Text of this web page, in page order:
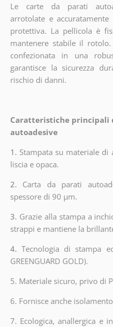
Le carte da parati
arrotolate e
protettiva. La pellicola è
mantenere stabile il
confezionata in una
garantisce la sicurezza
rischio di danni.
Caratteristiche principali
autoadesive
1. Stampata su materiale
liscia e opaca.
2. Carta da parati
spessore di 90 µm.
3. Grazie alla stampa a
strappi e mantiene la
4.Tecnologia di stampa
GREENGUARD GOLD).
5. Materiale sicuro, privo di
6. Fornisce anche
7. Ecologica, anallergica e